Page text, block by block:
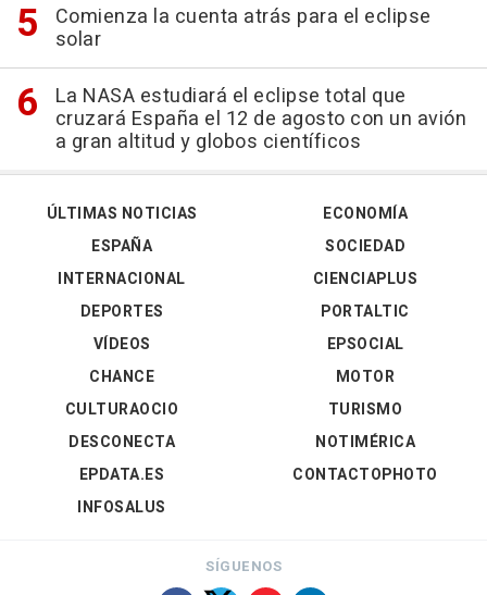
Comienza la cuenta atrás para el eclipse
solar
La NASA estudiará el eclipse total que
cruzará España el 12 de agosto con un avión
a gran altitud y globos científicos
ÚLTIMAS NOTICIAS
ESPAÑA
INTERNACIONAL
DEPORTES
VÍDEOS
ECONOMÍA
SOCIEDAD
CIENCIAPLUS
PORTALTIC
EPSOCIAL
CHANCE
CULTURAOCIO
DESCONECTA
EPDATA.ES
INFOSALUS
MOTOR
TURISMO
NOTIMÉRICA
CONTACTOPHOTO
SÍGUENOS